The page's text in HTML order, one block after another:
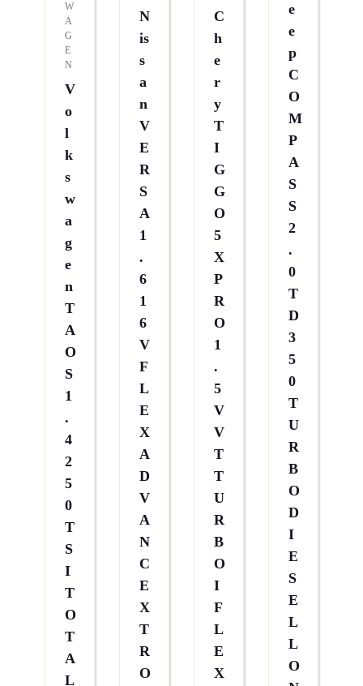
W
A
G
E
N
V
O
L
K
S
W
A
G
E
N
T
A
O
S
1
.
4
2
5
0
T
S
I
T
O
T
A
L
N
Is
S
A
N
V
E
R
S
A
1
.
6
1
6
V
F
L
E
X
A
D
V
A
N
C
E
X
T
R
O
C
H
E
R
Y
T
I
G
G
O
5
X
P
R
O
1
.
5
V
V
T
T
U
R
B
O
I
F
L
E
X
E
E
P
C
O
M
P
A
S
S
2
.
0
T
D
3
5
0
T
U
R
B
O
D
I
E
S
E
L
L
O